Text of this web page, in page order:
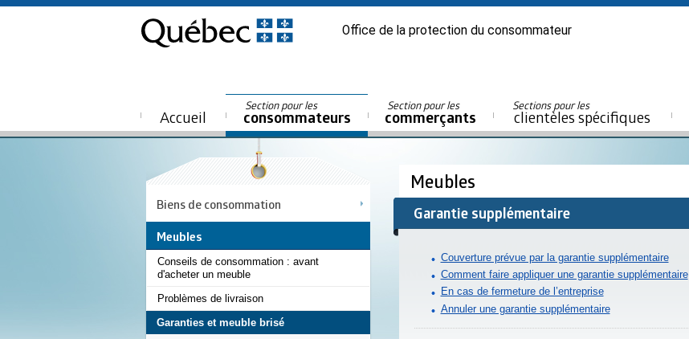
Office de la protection du consommateur
Accueil
Section pour les
consommateurs
Section pour les
commerçants
Sections pour les
clientèles spécifiques
Biens de consommation
Meubles
Conseils de consommation : avant
d'acheter un meuble
Problèmes de livraison
Garanties et meuble brisé
Meubles
Garantie supplémentaire
Couverture prévue par la garantie supplémentaire
Comment faire appliquer une garantie supplémentaire
En cas de fermeture de l’entreprise
Annuler une garantie supplémentaire